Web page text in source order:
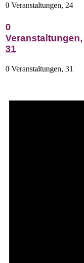
0 Veranstaltungen, 24
0
Veranstaltungen,
31
0 Veranstaltungen, 31